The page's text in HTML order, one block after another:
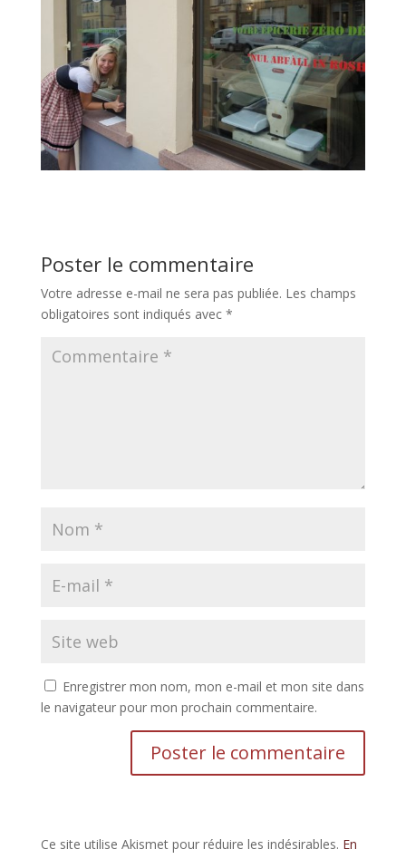
Poster le commentaire
Votre adresse e-mail ne sera pas publiée. Les champs
obligatoires sont indiqués avec *
Enregistrer mon nom, mon e-mail et mon site dans
le navigateur pour mon prochain commentaire.
Ce site utilise Akismet pour réduire les indésirables. En